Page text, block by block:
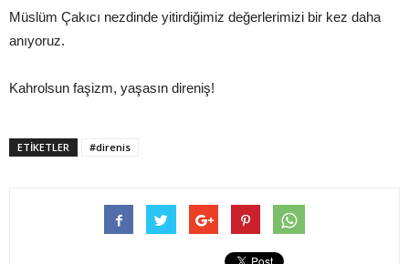
Müslüm Çakıcı nezdinde yitirdiğimiz değerlerimizi bir kez daha
anıyoruz.
Kahrolsun faşizm, yaşasın direniş!
ETIKETLER #direnis